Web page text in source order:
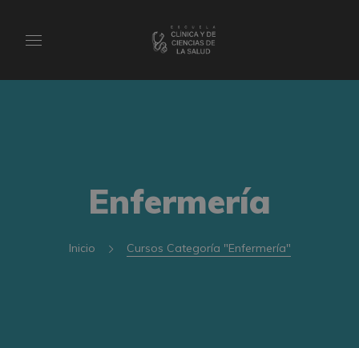
Enfermería
Inicio Cursos Categoría "Enfermería"